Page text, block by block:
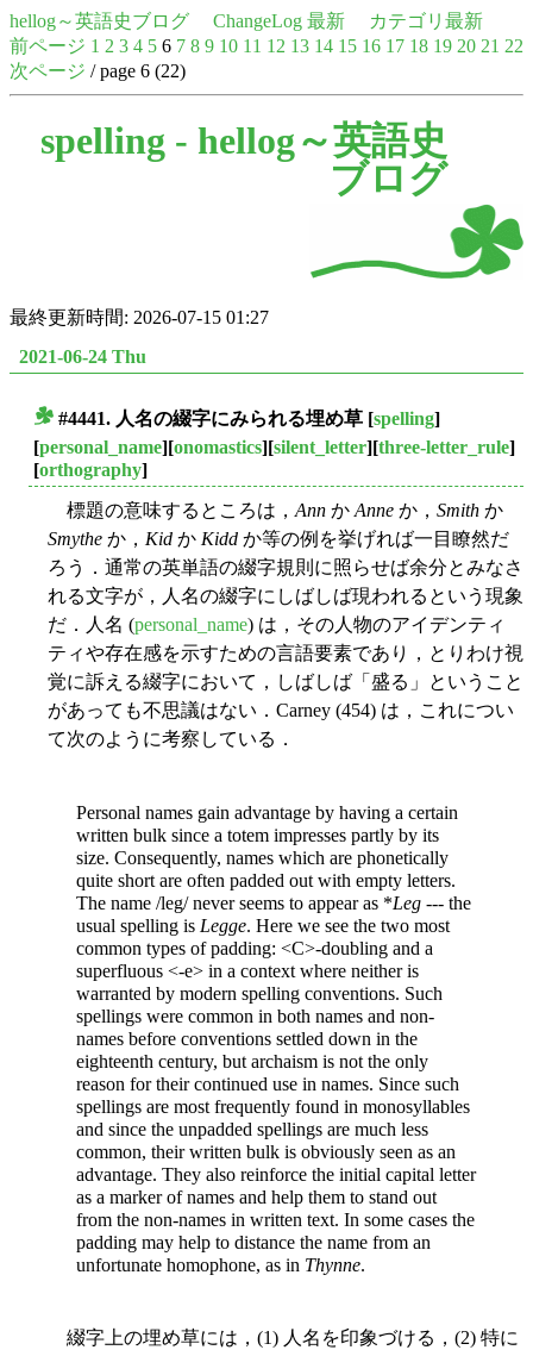
hellog～英語史ブログ ChangeLog 最新
カテゴリ最新
前ページ 1 2 3 4 5 6 7 8 9 10 11 12 13 14 15 16 17 18 19 20 21 22
次ページ / page 6 (22)
spelling - hellog～英語史
ブログ
最終更新時間: 2026-07-15 01:27
2021-06-24 Thu
#4441. 人名の綴字にみられる埋め草 [spelling]
[personal_name][onomastics][silent_letter][three-letter_rule]
[orthography]
標題の意味するところは， Ann か Anne か， Smith か
Smythe か， Kid か Kidd か等の例を挙げれば一目瞭然だ
ろう．通常の英単語の綴字規則に照らせば余分とみなさ
れる文字が，人名の綴字にしばしば現われるという現象
だ．人名 (personal_name) は，その人物のアイデンティ
ティや存在感を示すための言語要素であり，とりわけ視
覚に訴える綴字において，しばしば「盛る」ということ
があっても不思議はない．Carney (454) は，これについ
て次のように考察している．
Personal names gain advantage by having a certain
written bulk since a totem impresses partly by its
size. Consequently, names which are phonetically
quite short are often padded out with empty letters.
The name /leg/ never seems to appear as *Leg --- the
usual spelling is Legge. Here we see the two most
common types of padding: <C>-doubling and a
superfluous <-e> in a context where neither is
warranted by modern spelling conventions. Such
spellings were common in both names and non-
names before conventions settled down in the
eighteenth century, but archaism is not the only
reason for their continued use in names. Since such
spellings are most frequently found in monosyllables
and since the unpadded spellings are much less
common, their written bulk is obviously seen as an
advantage. They also reinforce the initial capital letter
as a marker of names and help them to stand out
from the non-names in written text. In some cases the
padding may help to distance the name from an
unfortunate homophone, as in Thynne.
綴字上の埋め草には，(1) 人名を印象づける，(2) 特に